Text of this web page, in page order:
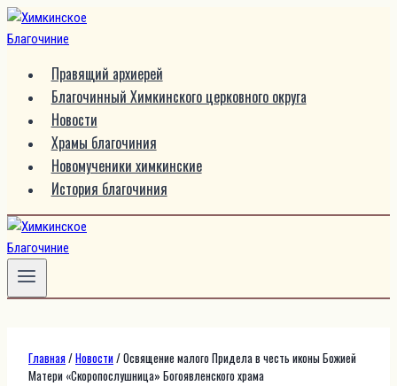
Перейти
к
Правящий архиерей
Благочинный Химкинского церковного округа
Новости
Храмы благочиния
Новомученики химкинские
История благочиния
Главная/Новости/Освящение малого Придела в честь иконы Божией
Матери «Скоропослушница» Богоявленского храма